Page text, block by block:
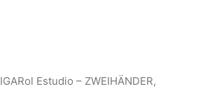
IGARol Estudio – ZWEIHÄNDER,